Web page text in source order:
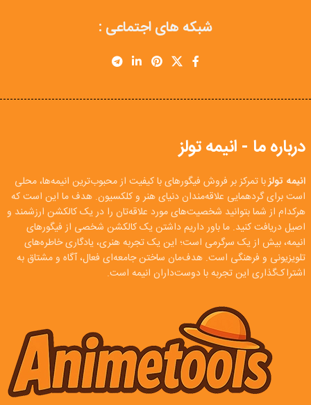
شبکه های اجتماعی :
درباره ما - انیمه تولز
انیمه تولزبا تمرکز بر فروش فیگورهای با کیفیت از محبوب‌ترین انیمه‌ها، محلی
است برای گردهمایی علاقه‌مندان دنیای هنر و کلکسیون. هدف ما این است که
هرکدام از شما بتوانید شخصیت‌های مورد علاقه‌تان را در یک کالکشن ارزشمند و
اصیل دریافت کنید. ما باور داریم داشتن یک کالکشن شخصی از فیگورهای
انیمه، بیش از یک سرگرمی است؛ این یک تجربه هنری، یادگاری خاطره‌های
تلویزیونی و فرهنگی است. هدف‌مان ساختن جامعه‌ای فعال، آگاه و مشتاق به
اشتراک‌گذاری این تجربه با دوست‌داران انیمه است.